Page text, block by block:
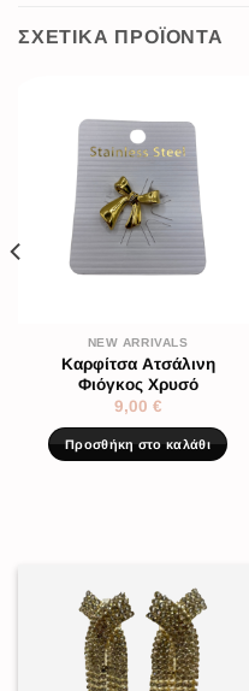
ΣΧΕΤΙΚΆ ΠΡΟΪΌΝΤΑ
NEW ARRIVALS
Καρφίτσα Ατσάλινη
Φιόγκος Χρυσό
9,00 €
Προσθήκη στο καλάθι